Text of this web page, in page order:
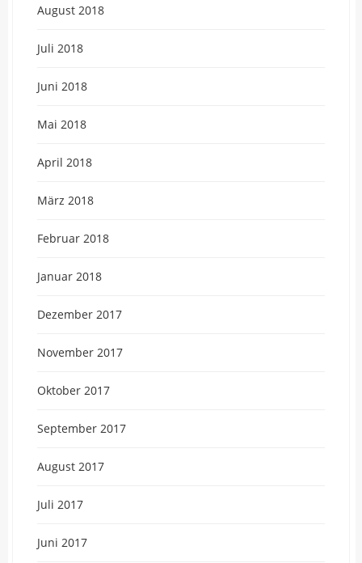
August 2018
Juli 2018
Juni 2018
Mai 2018
April 2018
März 2018
Februar 2018
Januar 2018
Dezember 2017
November 2017
Oktober 2017
September 2017
August 2017
Juli 2017
Juni 2017